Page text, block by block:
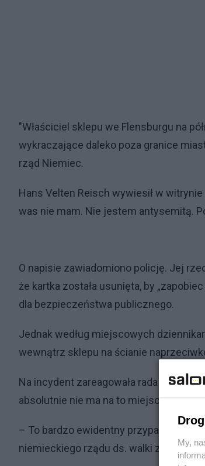
"Właściciel sklepu we Flensburgu na
wykraczające daleko poza granice
rząd Niemiec.
Hans Velten Reisch wywiesił w
was nie mam. Nie jestem antysemitą.
O napisie zawiadomiono policję. Jej
że kartka została usunięta, by
dla bezpieczeństwa publicznego.
Jednak według miejscowych
wewnątrz sklepu na ścianie
Na incydent zareagowała rada miasta.
absolutnie nie ma na to miejsca –
– To bardzo ewidentny przypadek
niemieckiego rządu ds. walki z
My,